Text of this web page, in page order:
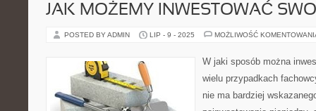
JAK MOŻEMY INWESTOWAĆ
POSTED BY ADMIN LIP - 9 - 2025 MOŻLIWOŚĆ
W jaki sposób można
wielu przypadkach
nie ma bardziej